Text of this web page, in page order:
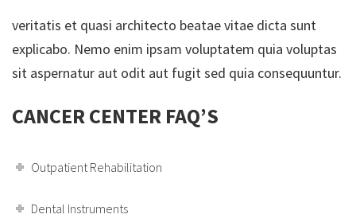
veritatis et quasi architecto beatae vitae dicta sunt
explicabo. Nemo enim ipsam voluptatem quia voluptas
sit aspernatur aut odit aut fugit sed quia consequuntur.
CANCER CENTER FAQ’S
Outpatient Rehabilitation
Dental Instruments